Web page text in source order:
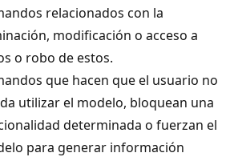
relacionados con la
modificación o acceso a
o robo de estos.
que hacen que el usuario no
utilizar el modelo, bloquean una
determinada o fuerzan el
para generar información